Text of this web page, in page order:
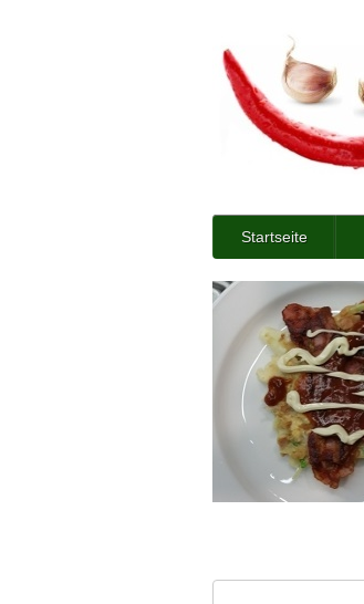
Startseite